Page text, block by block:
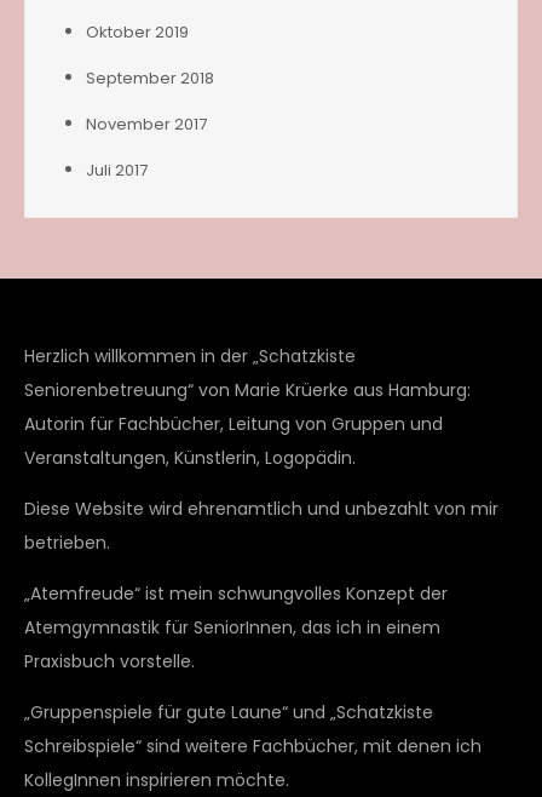
Oktober 2019
September 2018
November 2017
Juli 2017
Herzlich willkommen in der „Schatzkiste
Seniorenbetreuung“ von Marie Krüerke aus Hamburg:
Autorin für Fachbücher, Leitung von Gruppen und
Veranstaltungen, Künstlerin, Logopädin.
Diese Website wird ehrenamtlich und unbezahlt von mir
betrieben.
„Atemfreude“ ist mein schwungvolles Konzept der
Atemgymnastik für SeniorInnen, das ich in einem
Praxisbuch vorstelle.
„Gruppenspiele für gute Laune“ und „Schatzkiste
Schreibspiele“ sind weitere Fachbücher, mit denen ich
KollegInnen inspirieren möchte.